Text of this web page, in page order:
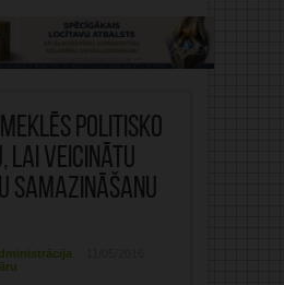
politisko
lai veicinātu
samazināšanu